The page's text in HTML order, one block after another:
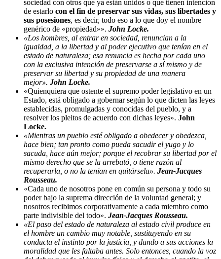
sociedad con otros que ya están unidos o que tienen intención
de estarlo con el fin de preservar sus vidas, sus libertades y
sus posesiones, es decir, todo eso a lo que doy el nombre
genérico de «propiedad»». John Locke.
«Los hombres, al entrar en sociedad, renuncian a la
igualdad, a la libertad y al poder ejecutivo que tenían en el
estado de naturaleza; esa renuncia es hecha por cada uno
con la exclusiva intención de preservarse a sí mismo y de
preservar su libertad y su propiedad de una manera
mejor». John Locke.
«Quienquiera que ostente el supremo poder legislativo en un
Estado, está obligado a gobernar según lo que dicten las leyes
establecidas, promulgadas y conocidas del pueblo, y a
resolver los pleitos de acuerdo con dichas leyes». John
Locke.
«Mientras un pueblo esté obligado a obedecer y obedezca,
hace bien; tan pronto como pueda sacudir el yugo y lo
sacuda, hace aún mejor; porque el recobrar su libertad por el
mismo derecho que se la arrebató, o tiene razón al
recuperarla, o no la tenían en quitársela». Jean-Jacques
Rousseau.
«Cada uno de nosotros pone en común su persona y todo su
poder bajo la suprema dirección de la voluntad general; y
nosotros recibimos corporativamente a cada miembro como
parte indivisible del todo». Jean-Jacques Rousseau.
«El paso del estado de naturaleza al estado civil produce en
el hombre un cambio muy notable, sustituyendo en su
conducta el instinto por la justicia, y dando a sus acciones la
moralidad que les faltaba antes. Solo entonces, cuando la voz